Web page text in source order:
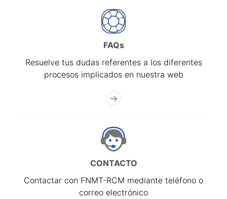
FAQs
Resuelve tus dudas referentes a los diferentes
procesos implicados en nuestra web
CONTACTO
Contactar con FNMT-RCM mediante teléfono o
correo electrónico